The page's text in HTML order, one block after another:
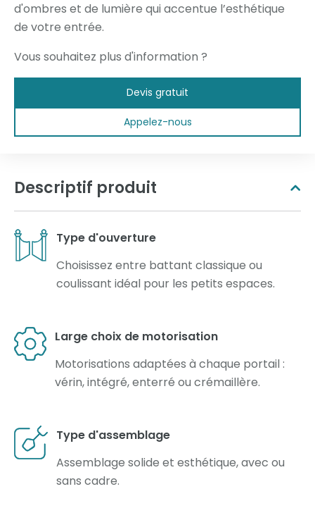
d'ombres et de lumière qui accentue l’esthétique
de votre entrée.
Vous souhaitez plus d'information ?
Devis gratuit
Appelez-nous
Descriptif produit
Type d'ouverture
Choisissez entre battant classique ou
coulissant idéal pour les petits espaces.
Large choix de motorisation
Motorisations adaptées à chaque portail :
vérin, intégré, enterré ou crémaillère.
Type d'assemblage
Assemblage solide et esthétique, avec ou
sans cadre.